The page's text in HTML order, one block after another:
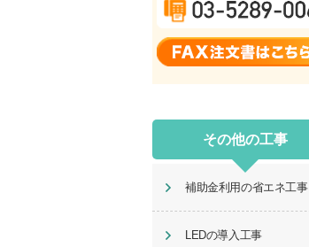
その他の工事
補助金利用の省エネ工事
LEDの導入工事